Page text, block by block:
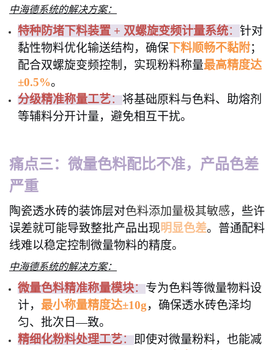
中海德系统的解决方案：
特种防堵下料装置 + 双螺旋变频计量系统： 针对
黏性物料优化输送结构，确保下料顺畅不黏附；
配合双螺旋变频控制，实现粉料称量最高精度达
±0.5%。
分级精准称量工艺：将基础原料与色料、助熔剂
等辅料分开计量，避免相互干扰。
痛点三：微量色料配比不准，产品色差
严重
陶瓷透水砖的装饰层对色料添加量极其敏感，些许
误差就可能导致整批产品出现明显色差。普通配料
线难以稳定控制微量物料的精度。
中海德系统的解决方案：
微量色料精准称量模块：专为色料等微量物料设
计， 最小称量精度达±10g，确保透水砖色泽均
匀、批次日—致。
精细化粉料处理工艺：即使对微量粉料，也能减